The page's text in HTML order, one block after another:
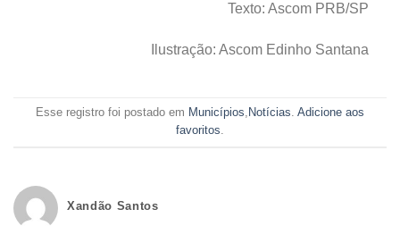
Texto: Ascom PRB/SP
Ilustração: Ascom Edinho Santana
Esse registro foi postado em Municípios, Notícias. Adicione aos
favoritos.
Xandão Santos